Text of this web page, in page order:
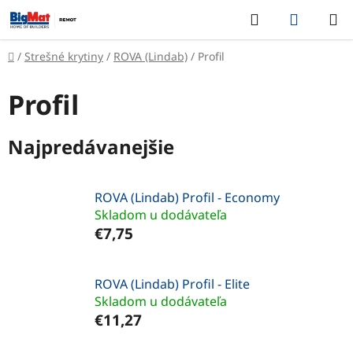
Prejsť
na
obsah
Hľadať
KOŠÍK
Domov
/ Strešné krytiny / ROVA (Lindab) / Profil
Profil
Najpredávanejšie
ROVA (Lindab) Profil - Economy
Skladom u dodávateľa
€7,75
ROVA (Lindab) Profil - Elite
Skladom u dodávateľa
€11,27